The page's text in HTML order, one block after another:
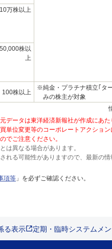
10万株以上
株以
上
100株以上
※純金・プラチナ積立｢タ
みの株主が対象
ータは東洋経済新報社が作成にあた
単位変更等のコーポレートアクショ
でご注意ください。
は異なる場合があります。
る可能性がありますので、最新の
項等 」を必ずご確認ください。
る表示 定期・臨時システムメ